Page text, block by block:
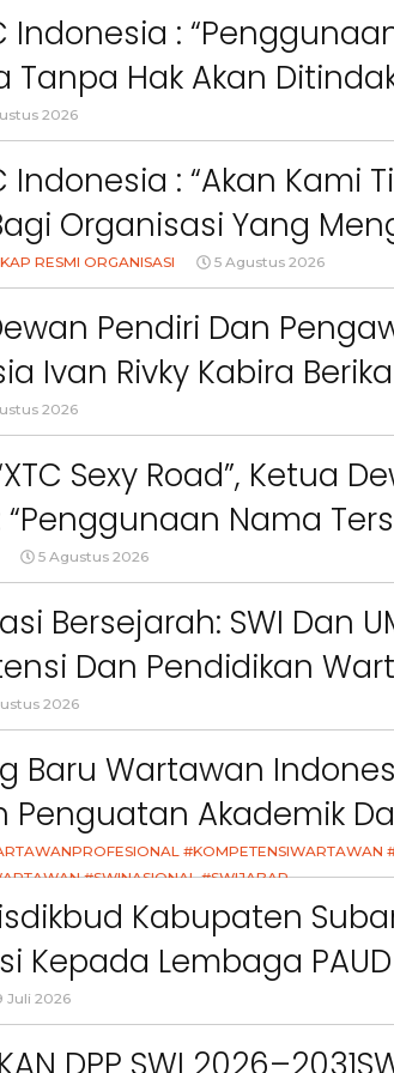
Anak Di Era Digital
Indonesia :
Tanpa Hak Akan
2026
Indonesia : “Akan Kami
Organisasi Yang
Warna, Bendera Dan
Izin”
RESMI ORGANISASI 5 Agustus 2026
Pendiri Dan
Ivan Rivky Kabira
Sikap Terkait “XTC Sexy
2026
Sexy Road”, Ketua
“Penggunaan Nama
Ketentuan Perundang-
5 Agustus 2026
Bersejarah: SWI Dan
Dan Pendidikan
2026
Baru Wartawan
Penguatan Akademik
#KOMPETENSIWARTAWAN
#SWINASIONAL #SWIJABAR
Kabupaten
Kepada Lembaga
MPLS Dan G7KAIH
Juli 2026
Sorotan Sorotan
Berita
Utama
Berita
Empat Tahun Janji Membeku,
Sawah Rusak: Ahli Waris
Tagih Tanggung Jawab
Pemkab Bandung Barat